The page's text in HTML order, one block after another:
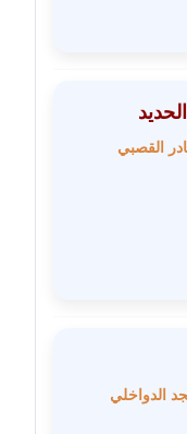
القصبي
الدواخلي